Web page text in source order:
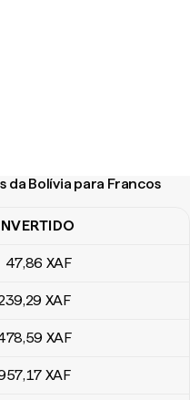
da Bolívia para Francos
Bolívia para Francos CFA
47,86 XAF
,29 XAF
,59 XAF
,17 XAF